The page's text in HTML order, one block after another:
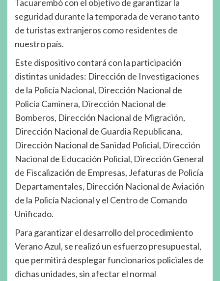
Tacuarembó con el objetivo de garantizar la
seguridad durante la temporada de verano tanto
de turistas extranjeros como residentes de
nuestro país.
Este dispositivo contará con la participación
distintas unidades: Dirección de Investigaciones
de la Policía Nacional, Dirección Nacional de
Policía Caminera, Dirección Nacional de
Bomberos, Dirección Nacional de Migración,
Dirección Nacional de Guardia Republicana,
Dirección Nacional de Sanidad Policial, Dirección
Nacional de Educación Policial, Dirección General
de Fiscalización de Empresas, Jefaturas de Policía
Departamentales, Dirección Nacional de Aviación
de la Policía Nacional y el Centro de Comando
Unificado.
Para garantizar el desarrollo del procedimiento
Verano Azul, se realizó un esfuerzo presupuestal,
que permitirá desplegar funcionarios policiales de
dichas unidades, sin afectar el normal